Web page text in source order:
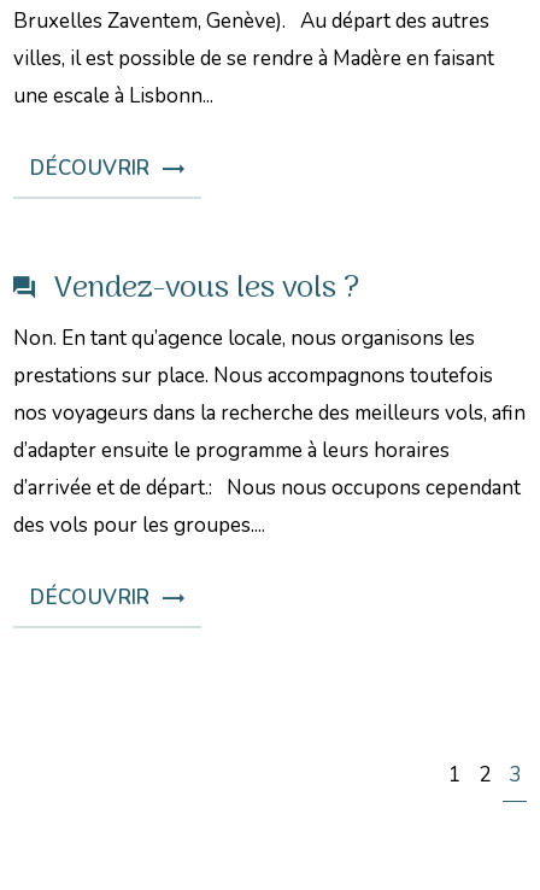
Bruxelles Zaventem, Genève). Au départ des autres
villes, il est possible de se rendre à Madère en faisant
une escale à Lisbonn...
DÉCOUVRIR
Vendez-vous les vols ?
Non. En tant qu’agence locale, nous organisons les
prestations sur place. Nous accompagnons toutefois
nos voyageurs dans la recherche des meilleurs vols, afin
d’adapter ensuite le programme à leurs horaires
d’arrivée et de départ.: Nous nous occupons cependant
des vols pour les groupes....
DÉCOUVRIR
1 2 3